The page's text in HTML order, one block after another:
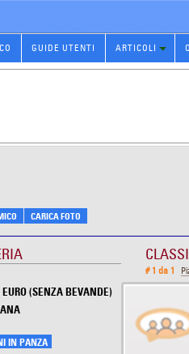
GUIDE UTENTI ARTICOLI
CARICA FOTO
EURO (SENZA BEVANDE)
IN PANZA
# 1 da 1